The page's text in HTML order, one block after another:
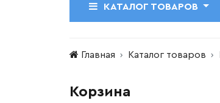
КАТАЛОГ ТОВАРОВ
Главная Каталог товаров
Корзина